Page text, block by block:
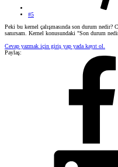
#5
Peki bu kernel çalışmasında son durum
sanırsam. Kernel konusundaki "Son durum
Cevap yazmak için giriş yap yada kayıt ol.
Paylaş: